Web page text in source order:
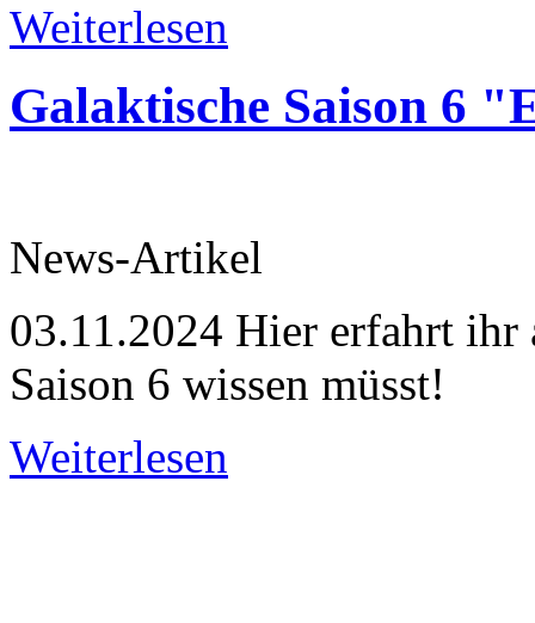
Weiterlesen
Galaktische Saison 6
News-Artikel
03.11.2024 Hier erfahrt ihr
Saison 6 wissen müsst!
Weiterlesen